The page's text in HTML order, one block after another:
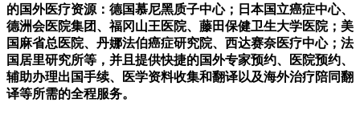
的国外医疗资源：德国慕尼黑质子中心；日本国立癌症中心、
德洲会医院集团、福冈山王医院、藤田保健卫生大学医院；美
国麻省总医院、丹娜法伯癌症研究院、西达赛奈医疗中心；法
国居里研究所等，并且提供快捷的国外专家预约、医院预约、
辅助办理出国手续、医学资料收集和翻译以及海外治疗陪同翻
译等所需的全程服务。